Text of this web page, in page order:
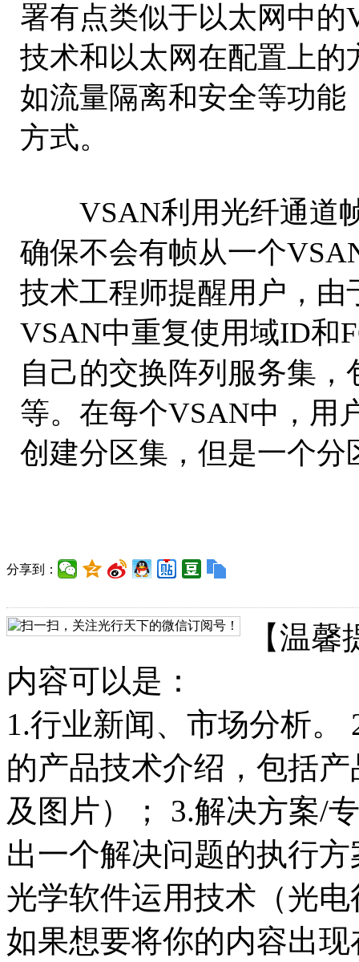
署有点类似于以太网中
技术和以太网在配置上
如流量隔离和安全等功
方式。
VSAN利用光纤通道帧
确保不会有帧从一个
技术工程师提醒用户，
VSAN中重复使用域ID和
自己的交换阵列服务集
等。在每个VSAN中，用
创建分区集，但是一个
分享到：
【温
内容可以是：
1.行业新闻、市场分析。
的产品技术介绍，包括
及图片）； 3.解决方案/
出一个解决问题的执行
光学软件运用技术（光
如果想要将你的内容出